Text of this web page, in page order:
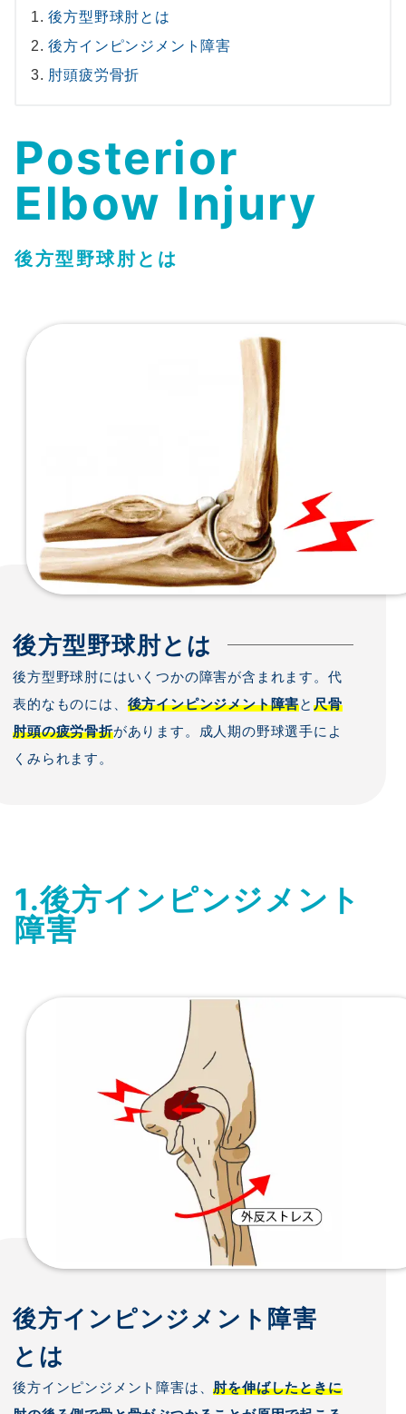
後方型野球肘とは
後方インピンジメント障害
肘頭疲労骨折
Posterior
Elbow Injury
後方型野球肘とは
後方型野球肘とは
後方型野球肘にはいくつかの障害が含まれます。代
表的なものには、 後方インピンジメント障害と尺骨
肘頭の疲労骨折があります。成人期の野球選手によ
くみられます。
1.後方インピンジメント
障害
後方インピンジメント障害
とは
後方インピンジメント障害は、肘を伸ばしたときに